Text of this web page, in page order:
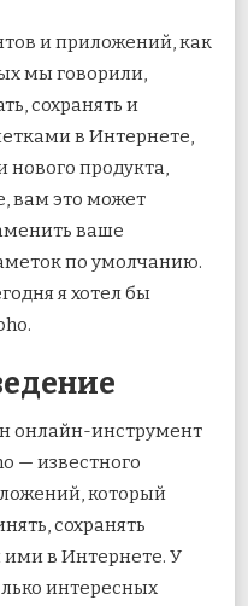
и приложений, как
мы говорили,
сохранять и
в Интернете,
нового продукта,
вам это может
ваше
по умолчанию.
я хотел бы
онлайн-инструмент
— известного
который
сохранять
в Интернете. У
интересных